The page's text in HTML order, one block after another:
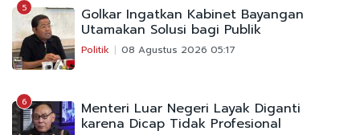
5 Golkar Ingatkan Kabinet Bayangan
Utamakan Solusi bagi Publik
Politik 08 Agustus 2026 05:17
6 Menteri Luar Negeri Layak Diganti
karena Dicap Tidak Profesional